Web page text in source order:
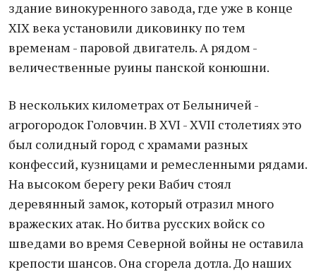
здание винокуренного завода, где уже в конце
XIX века установили диковинку по тем
временам - паровой двигатель. А рядом -
величественные руины панской конюшни.
В нескольких километрах от Белыничей -
агрогородок Головчин. В XVI - XVII столетиях это
был солидный город с храмами разных
конфессий, кузницами и ремесленными рядами.
На высоком берегу реки Вабич стоял
деревянный замок, который отразил много
вражеских атак. Но битва русских войск со
шведами во время Северной войны не оставила
крепости шансов. Она сгорела дотла. До наших